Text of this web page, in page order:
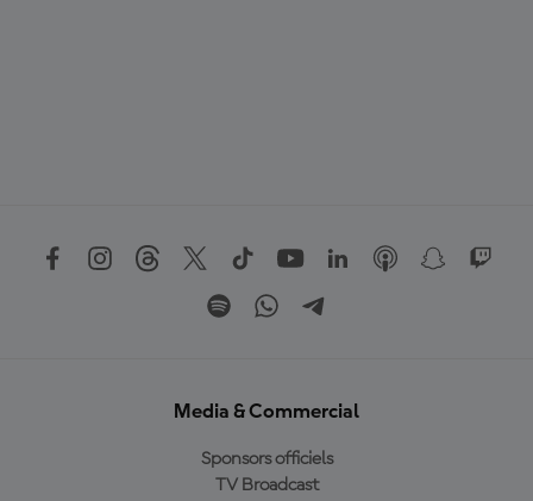
Media & Commercial
Sponsors officiels
TV Broadcast